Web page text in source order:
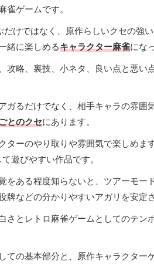
雀ゲームです。
けではなく、原作らしいクセの強
緒に楽しめるキャラクター麻雀にな
攻略、裏技、小ネタ、良い点と悪
ガるだけでなく、相手キャラの雰
とのクセにあります。
ターのやり取りや雰囲気で楽しめ
遊びやすい作品です。
をある程度知らないと、ツアーモ
牌などの分かりやすいアガリを安定
さとレトロ麻雀ゲームとしてのテン
ての基本部分と、原作キャラクター